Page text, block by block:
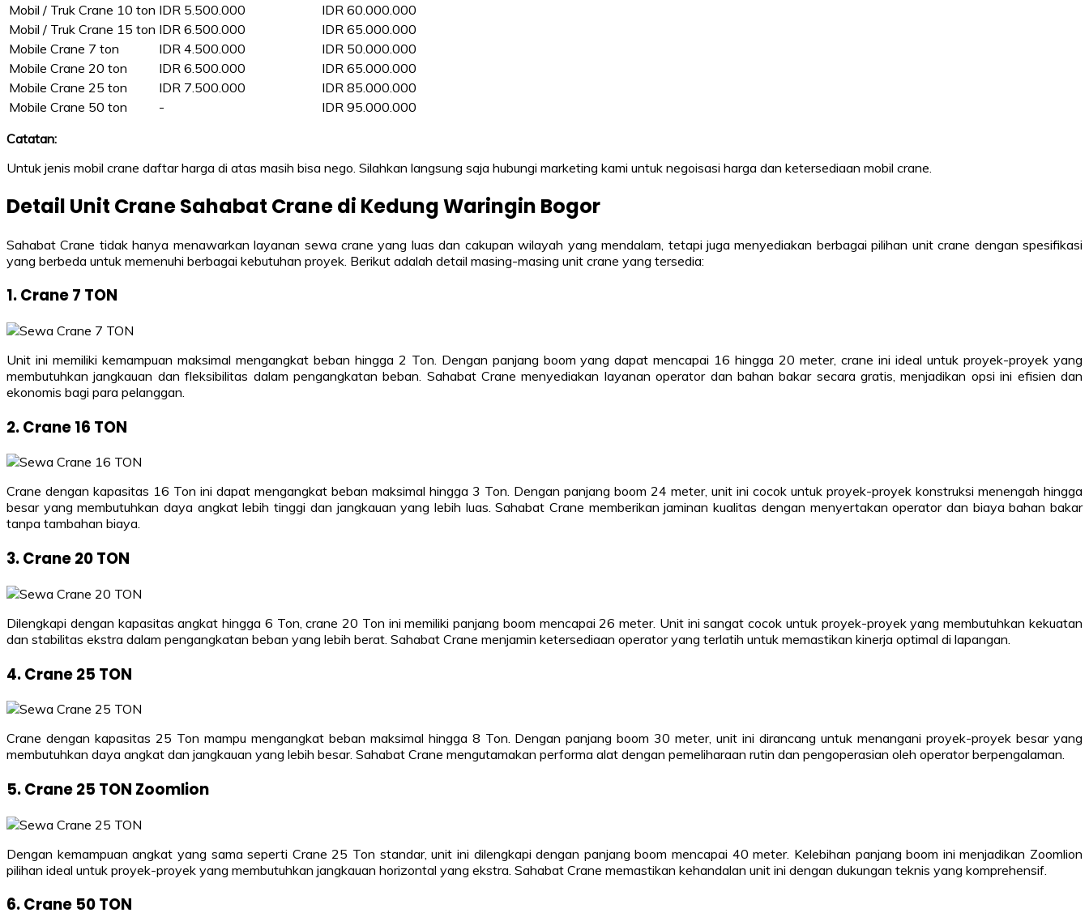
Mobil / Truk Crane 10 ton IDR 5.500.000
IDR 60.000.000
Mobil / Truk Crane 15 ton IDR 6.500.000
IDR 65.000.000
Mobile Crane 7 ton
IDR 4.500.000
IDR 50.000.000
Mobile Crane 20 ton
IDR 6.500.000
IDR 65.000.000
Mobile Crane 25 ton
IDR 7.500.000
IDR 85.000.000
Mobile Crane 50 ton
-
IDR 95.000.000
Catatan:
Untuk jenis mobil crane daftar harga di atas masih bisa nego. Silahkan langsung saja hubungi marketing kami untuk negoisasi harga dan ketersediaan mobil crane.
Detail Unit Crane Sahabat Crane di Kedung Waringin Bogor
Sahabat Crane tidak hanya menawarkan layanan sewa crane yang luas dan cakupan wilayah yang mendalam, tetapi juga menyediakan berbagai pilihan unit crane dengan spesifikasi
yang berbeda untuk memenuhi berbagai kebutuhan proyek. Berikut adalah detail masing-masing unit crane yang tersedia:
1. Crane 7 TON
Unit ini memiliki kemampuan maksimal mengangkat beban hingga 2 Ton. Dengan panjang boom yang dapat mencapai 16 hingga 20 meter, crane ini ideal untuk proyek-proyek yang
membutuhkan jangkauan dan fleksibilitas dalam pengangkatan beban. Sahabat Crane menyediakan layanan operator dan bahan bakar secara gratis, menjadikan opsi ini efisien dan
ekonomis bagi para pelanggan.
2. Crane 16 TON
Crane dengan kapasitas 16 Ton ini dapat mengangkat beban maksimal hingga 3 Ton. Dengan panjang boom 24 meter, unit ini cocok untuk proyek-proyek konstruksi menengah hingga
besar yang membutuhkan daya angkat lebih tinggi dan jangkauan yang lebih luas. Sahabat Crane memberikan jaminan kualitas dengan menyertakan operator dan biaya bahan bakar
tanpa tambahan biaya.
3. Crane 20 TON
Dilengkapi dengan kapasitas angkat hingga 6 Ton, crane 20 Ton ini memiliki panjang boom mencapai 26 meter. Unit ini sangat cocok untuk proyek-proyek yang membutuhkan kekuatan
dan stabilitas ekstra dalam pengangkatan beban yang lebih berat. Sahabat Crane menjamin ketersediaan operator yang terlatih untuk memastikan kinerja optimal di lapangan.
4. Crane 25 TON
Crane dengan kapasitas 25 Ton mampu mengangkat beban maksimal hingga 8 Ton. Dengan panjang boom 30 meter, unit ini dirancang untuk menangani proyek-proyek besar yang
membutuhkan daya angkat dan jangkauan yang lebih besar. Sahabat Crane mengutamakan performa alat dengan pemeliharaan rutin dan pengoperasian oleh operator berpengalaman.
5. Crane 25 TON Zoomlion
Dengan kemampuan angkat yang sama seperti Crane 25 Ton standar, unit ini dilengkapi dengan panjang boom mencapai 40 meter. Kelebihan panjang boom ini menjadikan Zoomlion
pilihan ideal untuk proyek-proyek yang membutuhkan jangkauan horizontal yang ekstra. Sahabat Crane memastikan kehandalan unit ini dengan dukungan teknis yang komprehensif.
6. Crane 50 TON